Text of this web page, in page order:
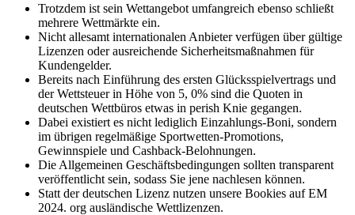
Trotzdem ist sein Wettangebot umfangreich ebenso schließt
mehrere Wettmärkte ein.
Nicht allesamt internationalen Anbieter verfügen über gültige
Lizenzen oder ausreichende Sicherheitsmaßnahmen für
Kundengelder.
Bereits nach Einführung des ersten Glücksspielvertrags und
der Wettsteuer in Höhe von 5, 0% sind die Quoten in
deutschen Wettbüros etwas in perish Knie gegangen.
Dabei existiert es nicht lediglich Einzahlungs-Boni, sondern
im übrigen regelmäßige Sportwetten-Promotions,
Gewinnspiele und Cashback-Belohnungen.
Die Allgemeinen Geschäftsbedingungen sollten transparent
veröffentlicht sein, sodass Sie jene nachlesen können.
Statt der deutschen Lizenz nutzen unsere Bookies auf EM
2024. org ausländische Wettlizenzen.